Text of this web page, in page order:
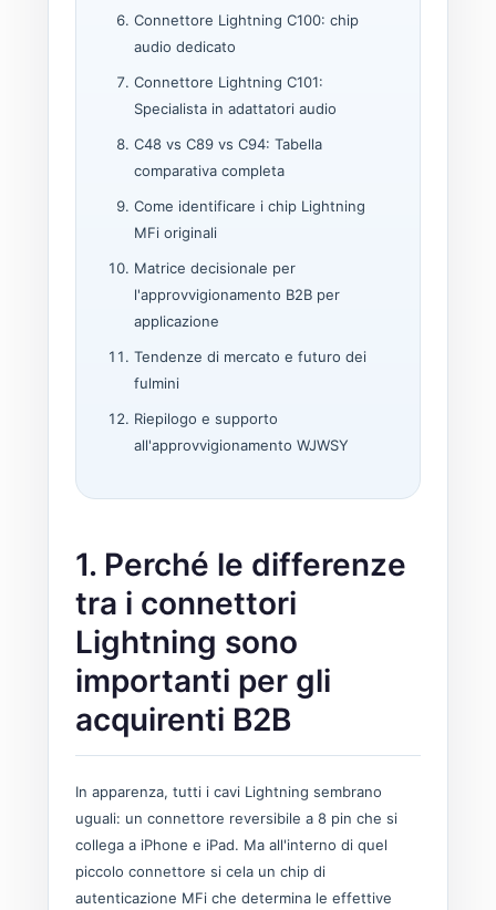
Connettore Lightning C100: chip
audio dedicato
Connettore Lightning C101:
Specialista in adattatori audio
C48 vs C89 vs C94: Tabella
comparativa completa
Come identificare i chip Lightning
MFi originali
Matrice decisionale per
l'approvvigionamento B2B per
applicazione
Tendenze di mercato e futuro dei
fulmini
Riepilogo e supporto
all'approvvigionamento WJWSY
1. Perché le differenze
tra i connettori
Lightning sono
importanti per gli
acquirenti B2B
In apparenza, tutti i cavi Lightning sembrano
uguali: un connettore reversibile a 8 pin che si
collega a iPhone e iPad. Ma all'interno di quel
piccolo connettore si cela un chip di
autenticazione MFi che determina le effettive